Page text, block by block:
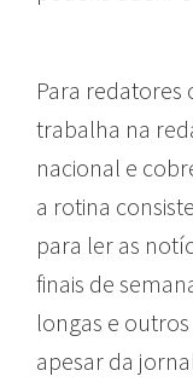
Para redatores
trabalha na
nacional e
a rotina
para ler as
finais de
longas e
apesar da